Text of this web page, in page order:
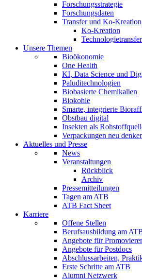
Forschungsstrategie
Forschungsdaten
Transfer und Ko-Kreation
Ko-Kreation
Technologietransfer
Unsere Themen
Bioökonomie
One Health
KI, Data Science und
Paluditechnologien
Biobasierte Chemikalien
Biokohle
Smarte, integrierte
Obstbau digital
Insekten als
Verpackungen neu
Aktuelles und Presse
News
Veranstaltungen
Rückblick
Archiv
Pressemitteilungen
Tagen am ATB
ATB Fact Sheet
Karriere
Offene Stellen
Berufsausbildung am
Angebote für
Angebote für Postdocs
Abschlussarbeiten,
Erste Schritte am ATB
Alumni Netzwerk